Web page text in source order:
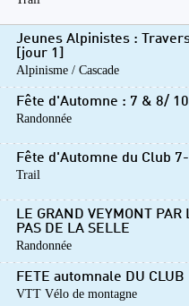
Jeunes Alpinistes :
[jour 1]
Alpinisme / Cascade
Fête d'Automne : 7 & 8/
Randonnée
Fête d'Automne du Club
Trail
LE GRAND VEYMONT
PAS DE LA SELLE
Randonnée
FETE automnale DU
VTT Vélo de montagne